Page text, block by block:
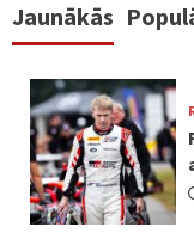
Jaunākās